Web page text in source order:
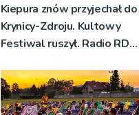
Kiepura znów przyjechał do
Krynicy-Zdroju. Kultowy
Festiwal ruszył. Radio RDN
żywo [ZDJĘCIA]